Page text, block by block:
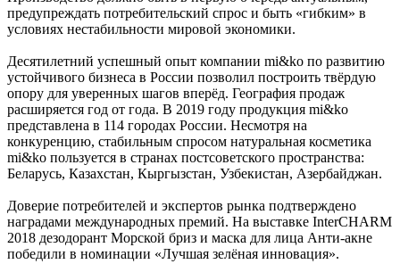
предупреждать потребительский спрос и быть «гибким» в
условиях нестабильности мировой экономики.
Десятилетний успешный опыт компании mi&ko по развитию
устойчивого бизнеса в России позволил построить твёрдую
опору для уверенных шагов вперёд. География продаж
расширяется год от года. В 2019 году продукция mi&ko
представлена в 114 городах России. Несмотря на
конкуренцию, стабильным спросом натуральная косметика
mi&ko пользуется в странах постсоветского пространства:
Беларусь, Казахстан, Кыргызстан, Узбекистан, Азербайджан.
Доверие потребителей и экспертов рынка подтверждено
наградами международных премий. На выставке InterCHARM
2018 дезодорант Морской бриз и маска для лица Анти-акне
победили в номинации «Лучшая зелёная инновация».